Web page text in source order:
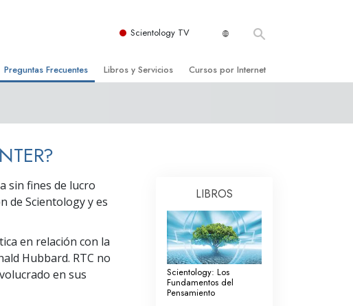
Scientology TV
Humanos
por los
Preguntas Frecuentes
La Organización de Scientology
Libros y Servicios
Conferencias Introductorias
Películas Introductorias
Cursos por Internet
Soluciones para un Entorno Peligroso
Ayudas para Enfermedades y Lesiones
La Integridad y la Honestidad
La Escala Tonal Emocional
sin fines de lucro
de Scientology y es
en relación con la
Hubbard. RTC no
en sus
LIBROS
Scientology: Los
Fundamentos del
Pensamiento